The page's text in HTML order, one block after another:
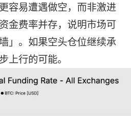
容易遭遇做空，而非激进
金费率并存，说明市场可
」。如果空头仓位继续承
上行的可能。